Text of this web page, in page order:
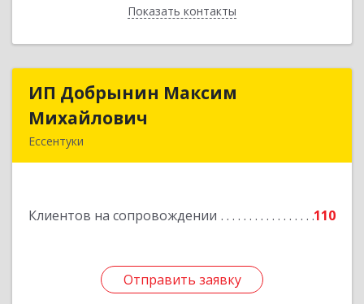
Показать контакты
Назад
ИП Добрынин Максим
Михайлович
Ессентуки
Клиентов на сопровождении 110
Отправить заявку
ИП Добрынин Максим
Подробнее
Отправить заявку